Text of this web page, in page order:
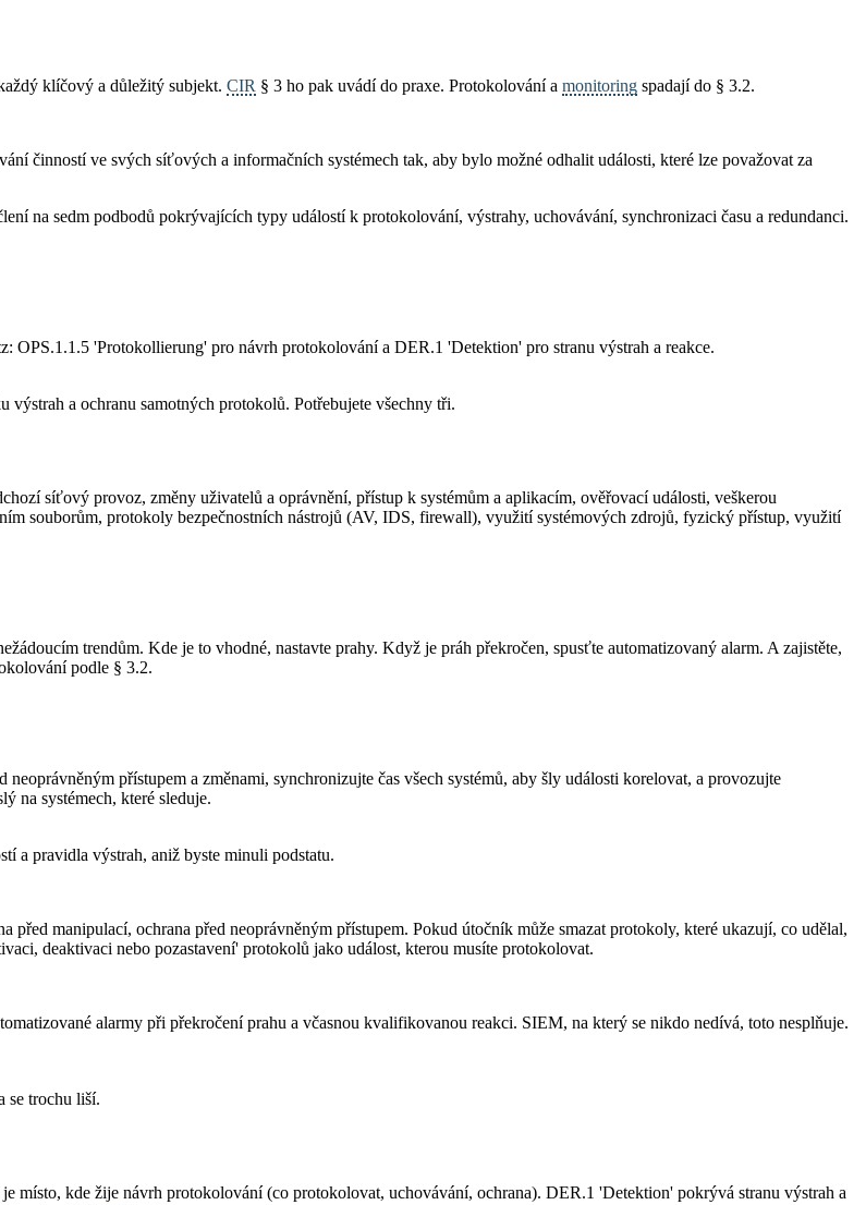
klíčový a důležitý subjekt. CIR § 3 ho pak uvádí do praxe. Protokolování a monitoring spadají do § 3.2.
činností ve svých síťových a informačních systémech tak, aby bylo možné odhalit události, které lze považovat za
na sedm podbodů pokrývajících typy událostí k protokolování, výstrahy, uchovávání, synchronizaci času a redundanci.
'Protokollierung' pro návrh protokolování a DER.1 'Detektion' pro stranu výstrah a reakce.
a ochranu samotných protokolů. Potřebujete všechny tři.
síťový provoz, změny uživatelů a oprávnění, přístup k systémům a aplikacím, ověřovací události, veškerou
souborům, protokoly bezpečnostních nástrojů (AV, IDS, firewall), využití systémových zdrojů, fyzický přístup, využití
trendům. Kde je to vhodné, nastavte prahy. Když je práh překročen, spusťte automatizovaný alarm. A zajistěte,
podle § 3.2.
přístupem a změnami, synchronizujte čas všech systémů, aby šly události korelovat, a provozujte
na systémech, které sleduje.
a pravidla výstrah, aniž byste minuli podstatu.
manipulací, ochrana před neoprávněným přístupem. Pokud útočník může smazat protokoly, které ukazují, co udělal,
deaktivaci nebo pozastavení' protokolů jako událost, kterou musíte protokolovat.
alarmy při překročení prahu a včasnou kvalifikovanou reakci. SIEM, na který se nikdo nedívá, toto nesplňuje.
se trochu liší.
místo, kde žije návrh protokolování (co protokolovat, uchovávání, ochrana). DER.1 'Detektion' pokrývá stranu výstrah a